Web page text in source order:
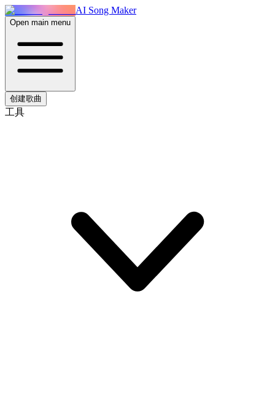
AI Song Maker
Open main menu
创建歌曲
工具